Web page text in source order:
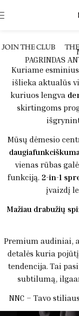
THE CLUB THE
PAGRINDAS
Kuriame
išlieka aktualūs
kuriuos lengva
skirtingoms
Mūsų dėmesio
vienas rūbas
funkciją. 2-in-1
įvaizdį
Mažiau drabužių
Premium audiniai,
detalės kuria
tendencija. Tai
subtilumą,
NNC – Tavo